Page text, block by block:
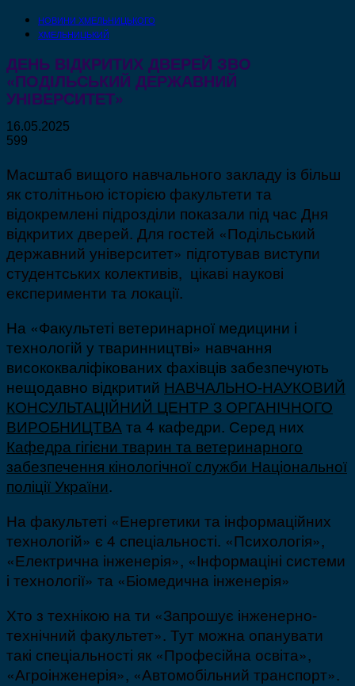
НОВИНИ ХМЕЛЬНИЦЬКОГО
ХМЕЛЬНИЦЬКИЙ
ДЕНЬ ВІДКРИТИХ ДВЕРЕЙ ЗВО
«ПОДІЛЬСЬКИЙ ДЕРЖАВНИЙ
УНІВЕРСИТЕТ»
16.05.2025
599
Масштаб вищого навчального закладу із більш
як столітньою історією факультети та
відокремлені підрозділи показали під час Дня
відкритих дверей. Для гостей «Подільський
державний університет» підготував виступи
студентських колективів, цікаві наукові
експерименти та локації.
На «Факультеті ветеринарної медицини і
технологій у тваринництві» навчання
висококваліфікованих фахівців забезпечують
нещодавно відкритий НАВЧАЛЬНО-НАУКОВИЙ
КОНСУЛЬТАЦІЙНИЙ ЦЕНТР З ОРГАНІЧНОГО
ВИРОБНИЦТВА та 4 кафедри. Серед них
Кафедра гігієни тварин та ветеринарного
забезпечення кінологічної служби Національної
поліції України.
На факультеті «Енергетики та інформаційних
технологій» є 4 спеціальності. «Психологія»,
«Електрична інженерія», «Інформаціні системи
і технології» та «Біомедична інженерія»
Хто з технікою на ти «Запрошує інженерно-
технічний факультет». Тут можна опанувати
такі спеціальності як «Професійна освіта»,
«Агроінженерія», «Автомобільний транспорт».